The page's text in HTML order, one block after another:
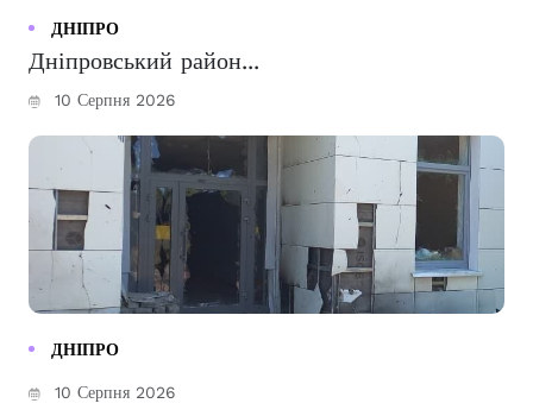
ДНІПРО
Дніпровський район...
10 Серпня 2026
ДНІПРО
10 Серпня 2026